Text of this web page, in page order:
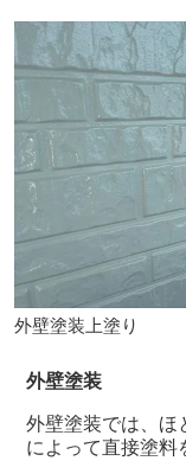
外壁塗装上塗り
外壁塗装
外壁塗装では、ほ
によって直接塗料